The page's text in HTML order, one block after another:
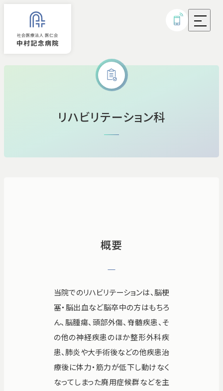
リハビリテーション科
概要
当院でのリハビリテーションは、脳梗
塞・脳出血など脳卒中の方はもちろ
ん、脳腫瘍、頭部外傷、脊髄疾患、そ
の他の神経疾患のほか整形外科疾
患、肺炎や大手術後などの他疾患治
療後に体力・筋力が低下し動けなく
なってしまった廃用症候群などを主